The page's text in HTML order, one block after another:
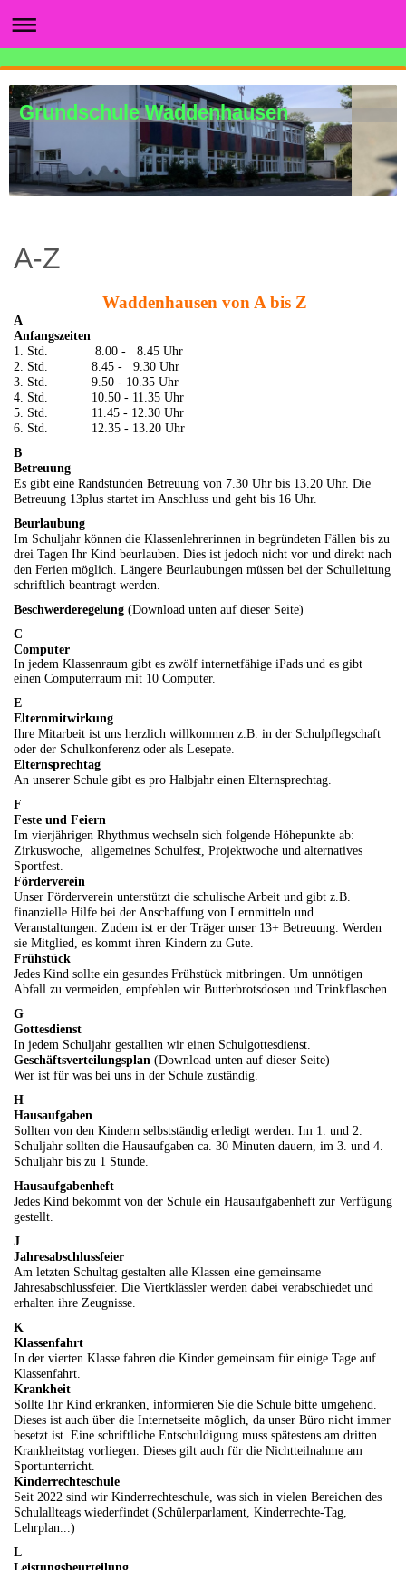
Grundschule Waddenhausen
A-Z
Waddenhausen von A bis Z
A
Anfangszeiten
1. Std. 8.00 - 8.45 Uhr
2. Std. 8.45 - 9.30 Uhr
3. Std. 9.50 - 10.35 Uhr
4. Std. 10.50 - 11.35 Uhr
5. Std. 11.45 - 12.30 Uhr
6. Std. 12.35 - 13.20 Uhr
B
Betreuung
Es gibt eine Randstunden Betreuung von 7.30 Uhr bis 13.20 Uhr. Die
Betreuung 13plus startet im Anschluss und geht bis 16 Uhr.
Beurlaubung
Im Schuljahr können die Klassenlehrerinnen in begründeten Fällen bis zu
drei Tagen Ihr Kind beurlauben. Dies ist jedoch nicht vor und direkt nach
den Ferien möglich. Längere Beurlaubungen müssen bei der Schulleitung
schriftlich beantragt werden.
Beschwerderegelung (Download unten auf dieser Seite)
C
Computer
In jedem Klassenraum gibt es zwölf internetfähige iPads und es gibt
einen Computerraum mit 10 Computer.
E
Elternmitwirkung
Ihre Mitarbeit ist uns herzlich willkommen z.B. in der Schulpflegschaft
oder der Schulkonferenz oder als Lesepate.
Elternsprechtag
An unserer Schule gibt es pro Halbjahr einen Elternsprechtag.
F
Feste und Feiern
Im vierjährigen Rhythmus wechseln sich folgende Höhepunkte ab:
Zirkuswoche, allgemeines Schulfest, Projektwoche und alternatives
Sportfest.
Förderverein
Unser Förderverein unterstützt die schulische Arbeit und gibt z.B.
finanzielle Hilfe bei der Anschaffung von Lernmitteln und
Veranstaltungen. Zudem ist er der Träger unser 13+ Betreuung. Werden
sie Mitglied, es kommt ihren Kindern zu Gute.
Frühstück
Jedes Kind sollte ein gesundes Frühstück mitbringen. Um unnötigen
Abfall zu vermeiden, empfehlen wir Butterbrotsdosen und Trinkflaschen.
G
Gottesdienst
In jedem Schuljahr gestallten wir einen Schulgottesdienst.
Geschäftsverteilungsplan (Download unten auf dieser Seite)
Wer ist für was bei uns in der Schule zuständig.
H
Hausaufgaben
Sollten von den Kindern selbstständig erledigt werden. Im 1. und 2.
Schuljahr sollten die Hausaufgaben ca. 30 Minuten dauern, im 3. und 4.
Schuljahr bis zu 1 Stunde.
Hausaufgabenheft
Jedes Kind bekommt von der Schule ein Hausaufgabenheft zur Verfügung
gestellt.
J
Jahresabschlussfeier
Am letzten Schultag gestalten alle Klassen eine gemeinsame
Jahresabschlussfeier. Die Viertklässler werden dabei verabschiedet und
erhalten ihre Zeugnisse.
K
Klassenfahrt
In der vierten Klasse fahren die Kinder gemeinsam für einige Tage auf
Klassenfahrt.
Krankheit
Sollte Ihr Kind erkranken, informieren Sie die Schule bitte umgehend.
Dieses ist auch über die Internetseite möglich, da unser Büro nicht immer
besetzt ist. Eine schriftliche Entschuldigung muss spätestens am dritten
Krankheitstag vorliegen. Dieses gilt auch für die Nichtteilnahme am
Sportunterricht.
Kinderrechteschule
Seit 2022 sind wir Kinderrechteschule, was sich in vielen Bereichen des
Schulallteags wiederfindet (Schülerparlament, Kinderrechte-Tag,
Lehrplan...)
L